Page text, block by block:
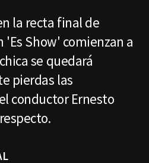
la recta final de
Show' comienzan a
se quedará
pierdas las
conductor Ernesto